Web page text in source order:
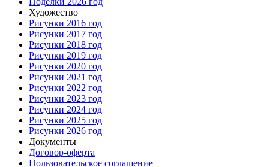
Художество
Рисунки 2016 год
Рисунки 2017 год
Рисунки 2018 год
Рисунки 2019 год
Рисунки 2020 год
Рисунки 2021 год
Рисунки 2022 год
Рисунки 2023 год
Рисунки 2024 год
Рисунки 2025 год
Рисунки 2026 год
Документы
Договор-оферта
Пользовательское соглашение